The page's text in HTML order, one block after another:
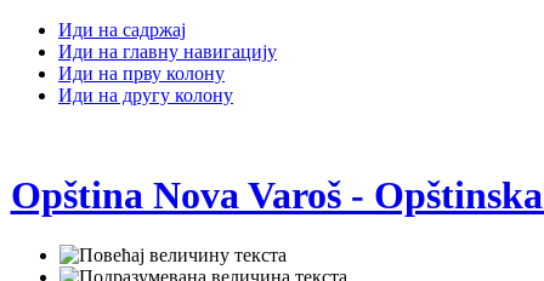
Иди на садржај
Иди на главну навигацију
Иди на прву колону
Иди на другу колону
Opština Nova Varoš -